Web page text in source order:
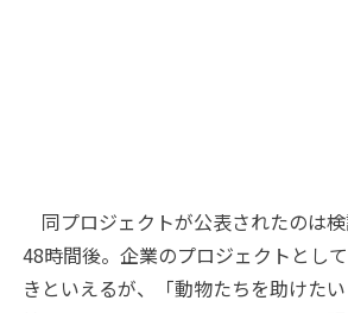
同プロジェクトが公表されたのは
48時間後。企業のプロジェクトとし
きといえるが、「動物たちを助けた